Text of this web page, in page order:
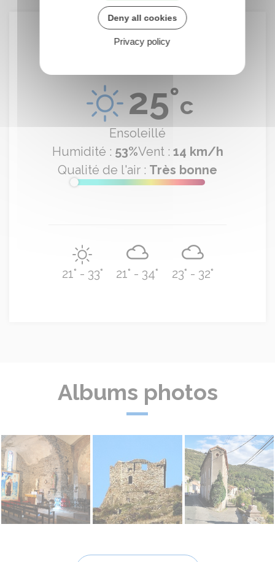
Le temps à Citou
25°c
Ensoleillé
Humidité : 53%Vent : 14 km/h
Qualité de l'air : Très bonne
21° - 33° 21° - 34° 23° - 32°
Albums photos
Deny all cookies
Privacy policy